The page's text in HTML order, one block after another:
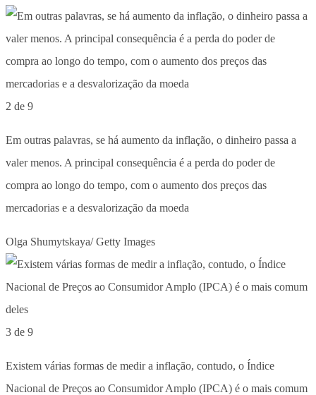
2 de 9
Em outras palavras, se há aumento da inflação, o dinheiro passa a
valer menos. A principal consequência é a perda do poder de
compra ao longo do tempo, com o aumento dos preços das
mercadorias e a desvalorização da moeda
Olga Shumytskaya/ Getty Images
3 de 9
Existem várias formas de medir a inflação, contudo, o Índice
Nacional de Preços ao Consumidor Amplo (IPCA) é o mais comum